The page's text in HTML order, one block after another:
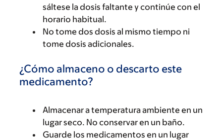
sáltese la dosis faltante y continúe con el
horario habitual.
No tome dos dosis al mismo tiempo ni
tome dosis adicionales.
¿Cómo almaceno o descarto este
medicamento?
Almacenar a temperatura ambiente en un
lugar seco. No conservar en un baño.
Guarde los medicamentos en un lugar